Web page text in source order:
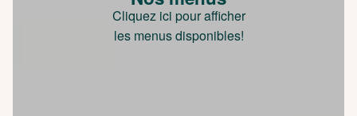
Cliquez ici pour afficher
les menus disponibles!